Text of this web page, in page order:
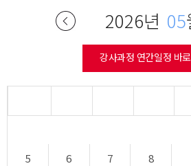
2026년 05
강사과정 연간일정 바
5
6 7 8